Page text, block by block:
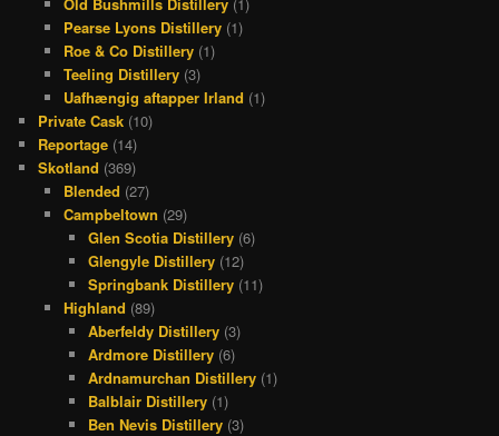
Pearse Lyons Distillery(1)
Roe & Co Distillery(1)
Teeling Distillery(3)
Uafhængig aftapper Irland (1)
Private Cask (10)
Reportage (14)
Skotland (369)
Blended (27)
Campbeltown (29)
Glen Scotia Distillery (6)
Glengyle Distillery (12)
Springbank Distillery (11)
Highland (89)
Aberfeldy Distillery (3)
Ardmore Distillery (6)
Ardnamurchan Distillery (1)
Balblair Distillery (1)
Ben Nevis Distillery (3)